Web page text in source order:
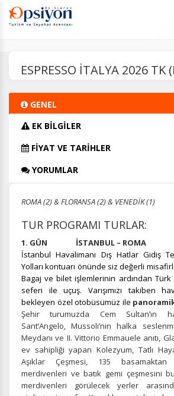
ESPRESSO İTALYA 2026 TK
GENEL
EK BİLGİLER
FİYAT VE TARİHLER
YORUMLAR
ROMA (2) & FLORANSA (2) & VENEDİK (1)
TUR PROGRAMI TURLAR:
1. GÜN İSTANBUL – ROMA
İstanbul Havalimanı Dış Hatlar Gidiş
Yolları kontuarı önünde siz değerli
Bagaj ve bilet işlemlerinin ardından Türk
seferi ile uçuş. Varışımızı takiben
bekleyen özel otobüsümüz ile
Şehir turumuzda Cem Sultan’ın
Sant’Angelo, Mussoli’nin halka
Meydanı ve II. Vittorio Emmauele anıtı,
ev sahipliği yapan Kolezyum, Tatlı
Aşıklar Çeşmesi, 135
merdivenleri ve batık gemi çeşmesini
merdivenleri görülecek yerler